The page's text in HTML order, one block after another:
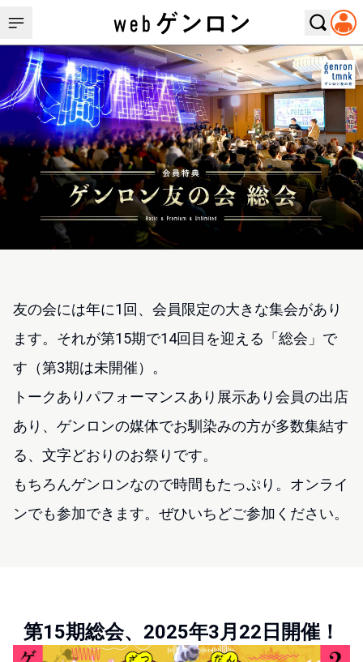
友の会には年に1回、会員限定の大きな集会があり
ます。 それが第15期で14回目を迎える「総会」で
す（第3期は未開催）。
トークありパフォーマンスあり展示あり会員の出店
あり、ゲンロンの媒体でお馴染みの方が多数集結す
る、文字どおりのお祭りです。
もちろんゲンロンなので時間もたっぷり。 オンライ
ンでも参加できます。ぜひいちどご参加ください。
第15期総会、2025年3月22日開催！